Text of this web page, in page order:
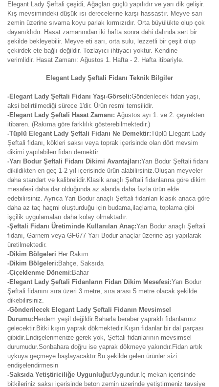
Elegant Lady Şeftali çeşidi, Ağaçları güçlü yapılıdır ve yarı dik gelişir.
Kış mevsimindeki düşük ısı derecelerine karşı hassastır. Meyve sarı
zemin üzerine sıvama koyu parlak kırmızıdır. Orta büyülükte olup çok
dayanıklıdır. Hasat zamanından iki hafta sonra dahi dalında sert bir
şekilde bekleyebilir. Meyve eti sarı, orta sulu, lezzetli bir çeşit olup
çekirdek ete bağlı değildir. Tozlayıcı ihtiyacı yoktur. Kendine
verimlidir. Hasat Zamanı: Ağustos 1. Hafta - 2. Hafta itibariyle.
Elegant Lady Şeftali Fidanı Teknik Bilgiler
-Elegant Lady Şeftali Fidanı Yaşı-Görseli:Gönderilecek fidan yaşı,
aksi belirtilmediği sürece 1'dir. Ürün resmi temsilidir.
-Elegant Lady Şeftali Hasat Zamanı: Ağustos ayı 1. ve 2. çeyrekten
itibaren. (Rakıma göre farklılık gösterebilmektedir.)
-Tüplü Elegant Lady Şeftali Fidanı Ne Demektir:Tüplü Elegant Lady
Şeftali fidanı, kökleri saksı veya toprak içerisinde olan dört mevsim
dikimi yapılabilen fidan demektir.
-Yarı Bodur Şeftali Fidanı Dikimi Avantajları:Yarı Bodur Şeftali fidanı
dikildikten en geç 1-2 yıl içerisinde ürün alabilirsiniz.Oluşan meyveler
daha standart ve kalibrelidir.Klasik anaçlı Şeftali fidanlarına göre dikim
mesafesi daha dar olduğunda az alanda daha fazla ürün elde
edebilirsiniz. Ayrıca Yarı Bodur anaçlı Şeftali fidanları klasik anaca göre
daha az taç haçmi oluşturduğu için budama,ilaçlama, toplama gibi
işçilik uygulamaları daha kolay olmaktadır.
-Şeftali Fidanı Üretiminde Kullanılan Anaç:Yarı Bodur anaçlı Şeftali
fidanı, Garnem veya GF677 Yarı Bodur anaçlar üzerine aşı yapılarak
üretilmektedir.
-Dikim Bölgeleri:Her Rakım
-Dikim Bölgeleri: Bahçe, Saksıda
-Çiçeklenme Dönemi: Bahar
-Elegant Lady Şeftali Fidanların Fidan Dikim Mesefesi:Yarı Bodur
Şeftali fidanını sıra üzeri 3 metre, sıra arası 5 metre olacak şekilde
dikebilirsiniz.
-Gönderilecek Elegant Lady Şeftali Fidanın Mevsimsel
Durumu: Herdem yeşil değildir.Baharla beraber yapraklı fidanlarınız
gelecektir.Bitki kışın yaprak dökmektedir.Kışın fidanlar bir dal parçası
gibidir.Endişelenmenize gerek yok, Şeftali fidanlarının mevsimsel
durumudur.Sonbahara doğru ise yaprak dökmeye yakındır.Fidan artık
uykuya geçmeye başlayacaktır.Bu şekilde gelen ürünler sizi
endişelendirmesin
-Saksıda Yetiştiriciliğe Uygunluğu:Uygundur.İç mekan içerisinde
bitkileriniz saksı içerisinde beton zemin üzerinde yetiştirmeniz tavsiye